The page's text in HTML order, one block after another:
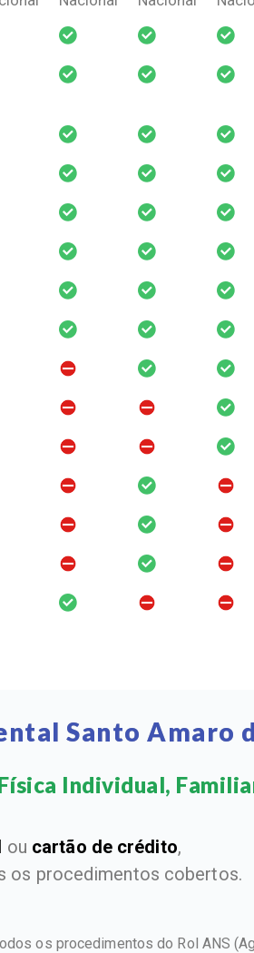
Santo Amaro
Individual,
ou cartão de crédito,
os procedimentos cobertos.
os procedimentos do Rol ANS